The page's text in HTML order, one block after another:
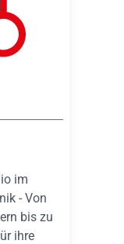
im
- Von
bis zu
ihre